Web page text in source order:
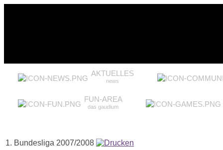
AKTUELLES
news
FUN-AREA
das gaudium
1. Bundesliga 2007/2008